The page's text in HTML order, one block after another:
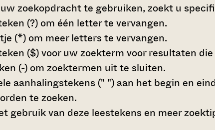
zoekopdracht te gebruiken, zoekt u
(?) om één letter te vervangen.
(*) om meer letters te vervangen.
($)voor uw zoekterm voor resultaten
(-) om zoektermen uit te sluiten.
aanhalingstekens (" ") aan het begin en
te zoeken.
gebruik van deze leestekens en meer